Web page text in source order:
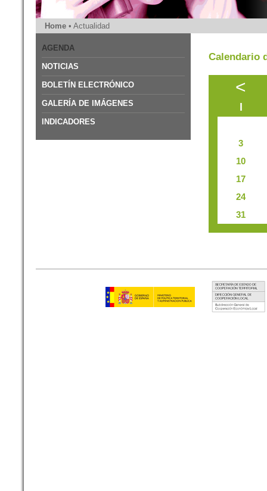
Home • Actualidad
AGENDA
NOTICIAS
BOLETÍN ELECTRÓNICO
GALERÍA DE IMÁGENES
INDICADORES
Calendario
<
3
10
17
24
31